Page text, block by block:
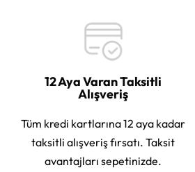
12 Aya Varan Taksitli
Alışveriş
Tüm kredi kartlarına 12 aya kadar
taksitli alışveriş fırsatı. Taksit
avantajları sepetinizde.